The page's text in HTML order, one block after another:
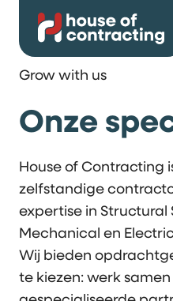
Grow with us
Onze
House of Contracting
zelfstandige
expertise in Structural
Mechanical en
Wij bieden
te kiezen: werk